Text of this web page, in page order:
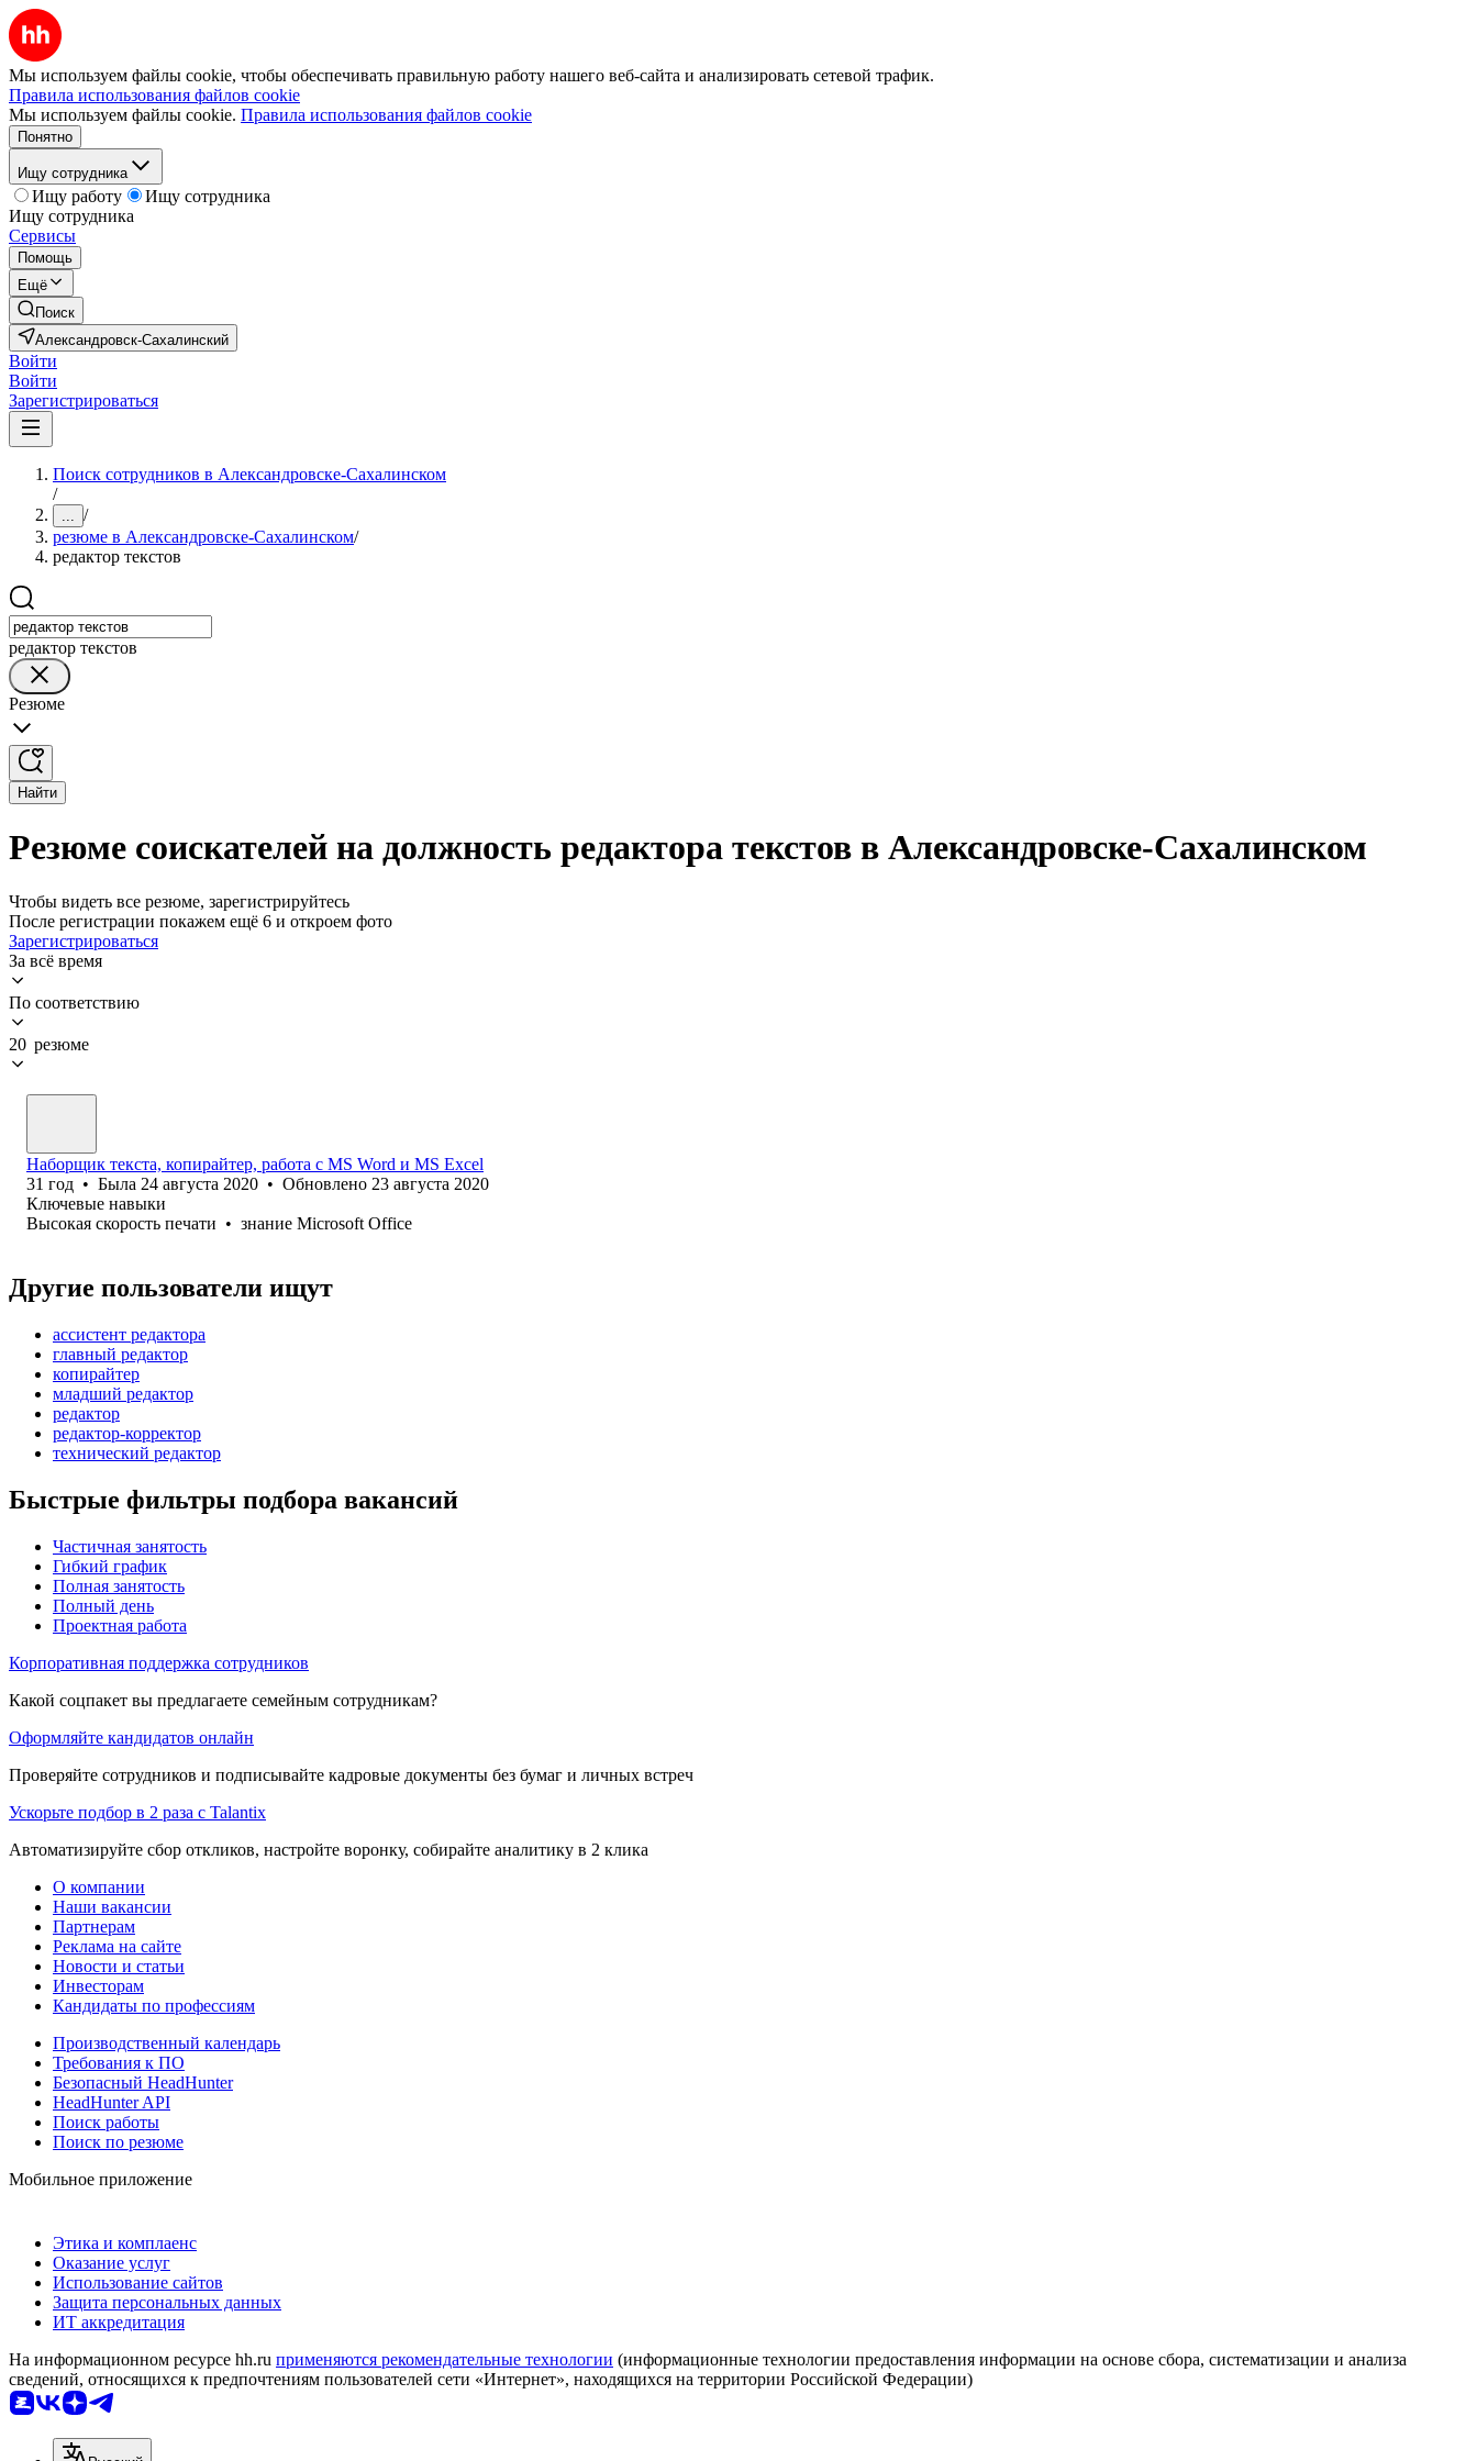
Мы используем файлы cookie, чтобы обеспечивать правильную работу нашего веб-сайта и анализировать сетевой трафик.
Правила использования файлов cookie
Мы используем файлы cookie. Правила использования файлов cookie
Понятно
Ищу сотрудника
Ищу работу
Ищу сотрудника
Ищу сотрудника
Сервисы
Помощь
Ещё
Поиск
Александровск-Сахалинский
Войти
Войти
Зарегистрироваться
Поиск сотрудников в Александровске-Сахалинском
/
... /
резюме в Александровске-Сахалинском/
редактор текстов
редактор текстов
Резюме
Найти
Резюме соискателей на должность редактора текстов в Александровске-Сахалинском
Чтобы видеть все резюме, зарегистрируйтесь
После регистрации покажем ещё 6 и откроем фото
Зарегистрироваться
За всё время
По соответствию
20 резюме
Наборщик текста, копирайтер, работа с MS Word и MS Excel
31 год • Была 24 августа 2020 • Обновлено 23 августа 2020
Ключевые навыки
Высокая скорость печати • знание Microsoft Office
Другие пользователи ищут
ассистент редактора
главный редактор
копирайтер
младший редактор
редактор
редактор-корректор
технический редактор
Быстрые фильтры подбора вакансий
Частичная занятость
Гибкий график
Полная занятость
Полный день
Проектная работа
Корпоративная поддержка сотрудников
Какой соцпакет вы предлагаете семейным сотрудникам?
Оформляйте кандидатов онлайн
Проверяйте сотрудников и подписывайте кадровые документы без бумаг и личных встреч
Ускорьте подбор в 2 раза с Talantix
Автоматизируйте сбор откликов, настройте воронку, собирайте аналитику в 2 клика
О компании
Наши вакансии
Партнерам
Реклама на сайте
Новости и статьи
Инвесторам
Кандидаты по профессиям
Производственный календарь
Требования к ПО
Безопасный HeadHunter
HeadHunter API
Поиск работы
Поиск по резюме
Мобильное приложение
Этика и комплаенс
Оказание услуг
Использование сайтов
Защита персональных данных
ИТ аккредитация
На информационном ресурсе hh.ru применяются рекомендательные технологии (информационные технологии предоставления информации на основе сбора, систематизации и анализа
сведений, относящихся к предпочтениям пользователей сети «Интернет», находящихся на территории Российской Федерации)